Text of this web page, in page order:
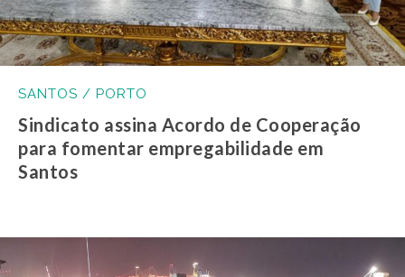
SANTOS / PORTO
Sindicato assina Acordo de Cooperação
para fomentar empregabilidade em
Santos